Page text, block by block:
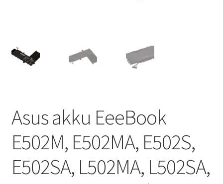
Asus akku EeeBook
E502M, E502MA, E502S,
E502SA, L502MA, L502SA,